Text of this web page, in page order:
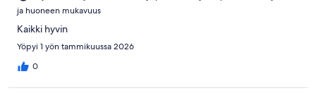
ja huoneen mukavuus
Kaikki hyvin
Yöpyi 1 yön tammikuussa 2026
0